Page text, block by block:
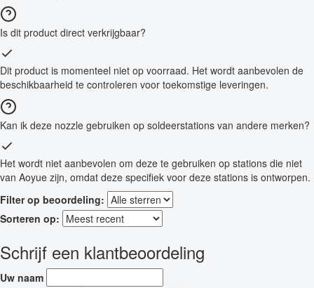
Is dit product direct verkrijgbaar?
Dit product is momenteel niet op voorraad. Het wordt aanbevolen de
beschikbaarheid te controleren voor toekomstige leveringen.
Kan ik deze nozzle gebruiken op soldeerstations van andere merken?
Het wordt niet aanbevolen om deze te gebruiken op stations die niet
van Aoyue zijn, omdat deze specifiek voor deze stations is ontworpen.
Filter op beoordeling:
Sorteren op:
Schrijf een klantbeoordeling
Uw naam